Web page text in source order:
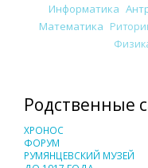
Информатика
Математика
Родственные
ХРОНОС
ФОРУМ
РУМЯНЦЕВСКИЙ МУЗЕЙ